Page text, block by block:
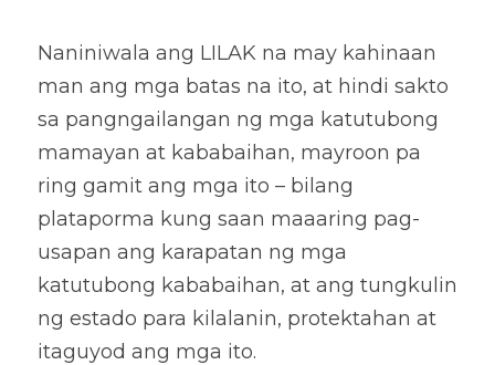
Naniniwala ang LILAK na may kahinaan
man ang mga batas na ito, at hindi sakto
sa pangngailangan ng mga katutubong
mamayan at kababaihan, mayroon pa
ring gamit ang mga ito – bilang
plataporma kung saan maaaring pag-
usapan ang karapatan ng mga
katutubong kababaihan, at ang tungkulin
ng estado para kilalanin, protektahan at
itaguyod ang mga ito.